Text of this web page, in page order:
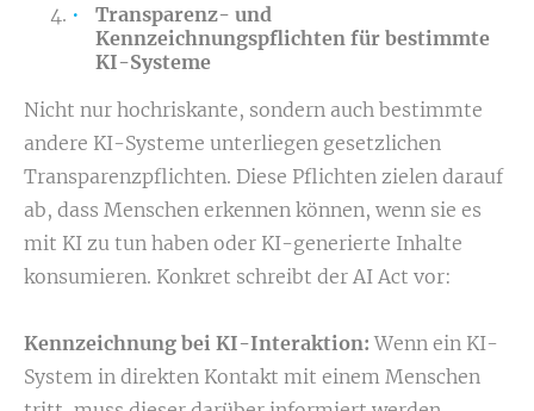
Transparenz- und
Kennzeichnungspflichten für bestimmte
KI-Systeme
Nicht nur hochriskante, sondern auch bestimmte
andere KI-Systeme unterliegen gesetzlichen
Transparenzpflichten. Diese Pflichten zielen darauf
ab, dass Menschen erkennen können, wenn sie es
mit KI zu tun haben oder KI-generierte Inhalte
konsumieren. Konkret schreibt der AI Act vor:
Kennzeichnung bei KI-Interaktion: Wenn ein KI-
System in direkten Kontakt mit einem Menschen